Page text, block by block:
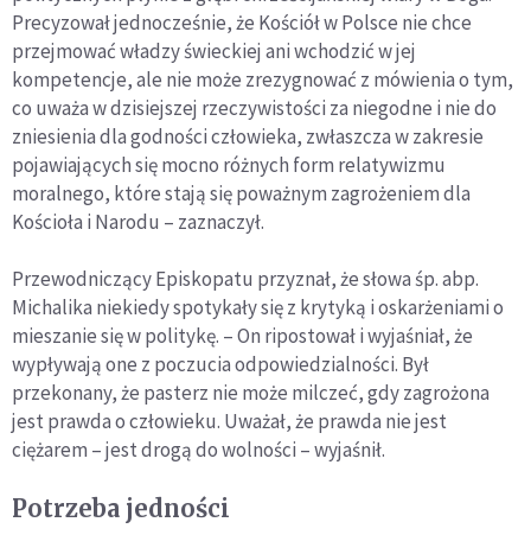
Precyzował jednocześnie, że Kościół w Polsce nie chce
przejmować władzy świeckiej ani wchodzić w jej
kompetencje, ale nie może zrezygnować z mówienia o tym,
co uważa w dzisiejszej rzeczywistości za niegodne i nie do
zniesienia dla godności człowieka, zwłaszcza w zakresie
pojawiających się mocno różnych form relatywizmu
moralnego, które stają się poważnym zagrożeniem dla
Kościoła i Narodu – zaznaczył.
Przewodniczący Episkopatu przyznał, że słowa śp. abp.
Michalika niekiedy spotykały się z krytyką i oskarżeniami o
mieszanie się w politykę. – On ripostował i wyjaśniał, że
wypływają one z poczucia odpowiedzialności. Był
przekonany, że pasterz nie może milczeć, gdy zagrożona
jest prawda o człowieku. Uważał, że prawda nie jest
ciężarem – jest drogą do wolności – wyjaśnił.
Potrzeba jedności